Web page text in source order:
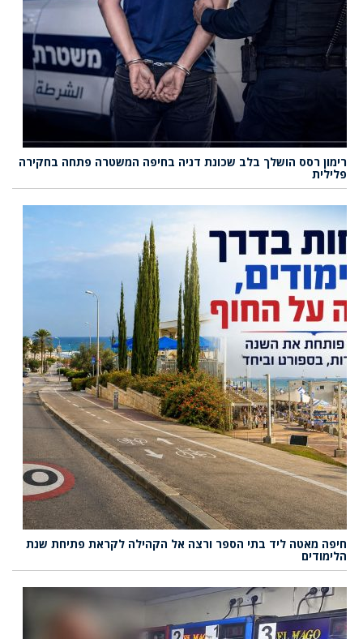
רימון רסס הושלך בלב שכונת דניה בחיפה המשטרה פתחה בחקירה
פלילית
חיפה מאטה ליד בתי הספר ורצה אל הקהילה לקראת פתיחת שנת
הלימודים